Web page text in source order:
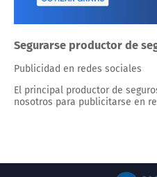
Segurarse productor de
Publicidad en redes sociales
El principal productor de
nosotros para publicitarse en